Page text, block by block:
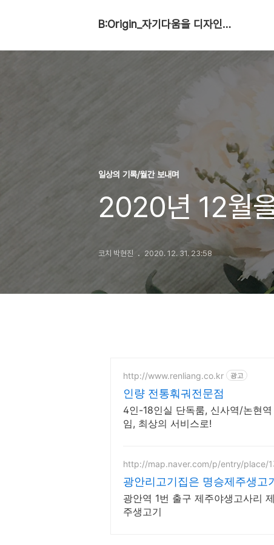
B:Origin_자기다움을 디자인합니다
일상의 기록/월간 보내며
2020년 12월
코치 박현진 2020. 12. 31. 23:58
http://www.renliang.co.kr 광고
인량 전통훠궈전문점
4인-18인실 단독룸, 신사역/논현
임, 최상의 서비스로!
http://map.naver.com/p/entry/place/
광안리고기집은 명승제주생고
광안역 1번 출구 제주야생고사리 제주고기국수 제주산돼
주생고기